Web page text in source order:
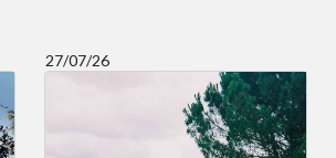
27/07/26